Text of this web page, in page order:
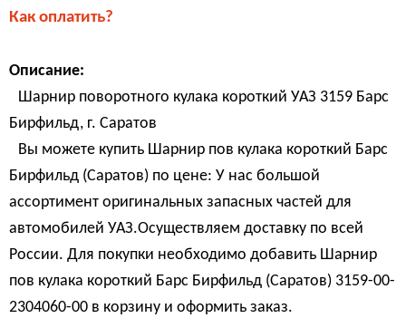
Как оплатить?
Описание:
Шарнир поворотного кулака короткий УАЗ 3159 Барс
Бирфильд, г. Саратов
Вы можете купить Шарнир пов кулака короткий Барс
Бирфильд (Саратов) по цене: У нас большой
ассортимент оригинальных запасных частей для
автомобилей УАЗ.Осуществляем доставку по всей
России. Для покупки необходимо добавить Шарнир
пов кулака короткий Барс Бирфильд (Саратов) 3159-00-
2304060-00 в корзину и оформить заказ.